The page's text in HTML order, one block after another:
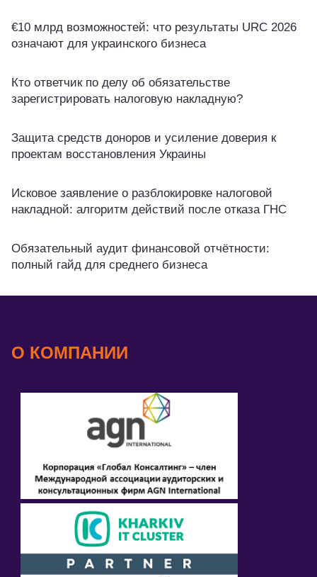
€10 млрд возможностей: что результаты URC 2026
означают для украинского бизнеса
Кто ответчик по делу об обязательстве
зарегистрировать налоговую накладную?
Защита средств доноров и усиление доверия к
проектам восстановления Украины
Исковое заявление о разблокировке налоговой
накладной: алгоритм действий после отказа ГНС
Обязательный аудит финансовой отчётности:
полный гайд для среднего бизнеса
О КОМПАНИИ